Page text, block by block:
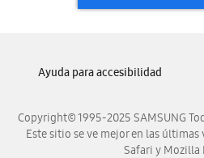
Samsung
Samsung
Copyright© 1995-2025 SAMSUNG
Este sitio se ve mejor en las últimas
Safari y Mozilla
Ayuda para accesibilidad